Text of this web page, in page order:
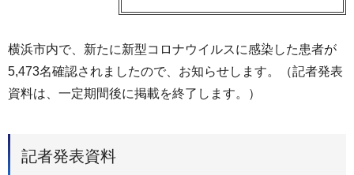
横浜市内で、新たに新型コロナウイルスに感染した患者が
5,473名確認されましたので、お知らせします。（記者発表
資料は、一定期間後に掲載を終了します。）
記者発表資料